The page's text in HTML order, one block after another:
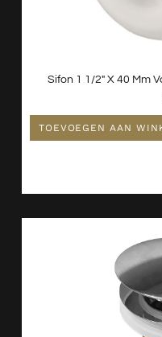
Sifon 1 1/2″ X 40 Mm
TOEVOEGEN AAN